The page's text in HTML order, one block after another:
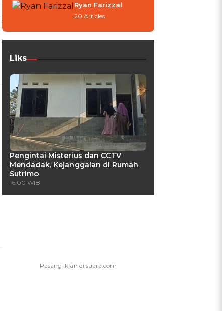
Ryan Farizzal
20 Articles
Liks
Pengintai Misterius dan CCTV
Mendadak, Kejanggalan di Rumah
Sutrimo
16:00 WIB